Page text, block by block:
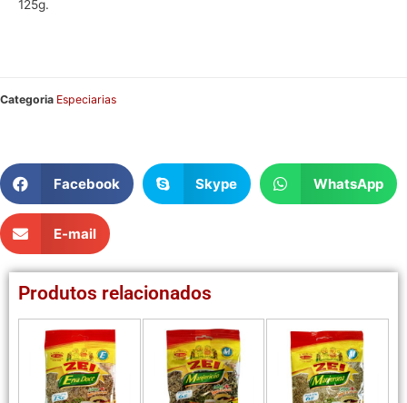
125g.
Categoria Especiarias
Facebook Skype WhatsApp
E-mail
Produtos relacionados